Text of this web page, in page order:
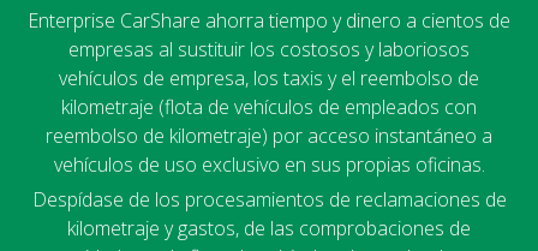
Enterprise CarShare ahorra tiempo y dinero a cientos de
empresas al sustituir los costosos y laboriosos
vehículos de empresa, los taxis y el reembolso de
kilometraje (flota de vehículos de empleados con
reembolso de kilometraje) por acceso instantáneo a
vehículos de uso exclusivo en sus propias oficinas.
Despídase de los procesamientos de reclamaciones de
kilometraje y gastos, de las comprobaciones de